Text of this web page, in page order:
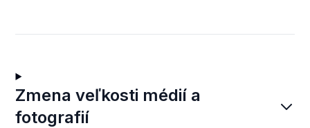
Zmena veľkosti médií a
fotografií